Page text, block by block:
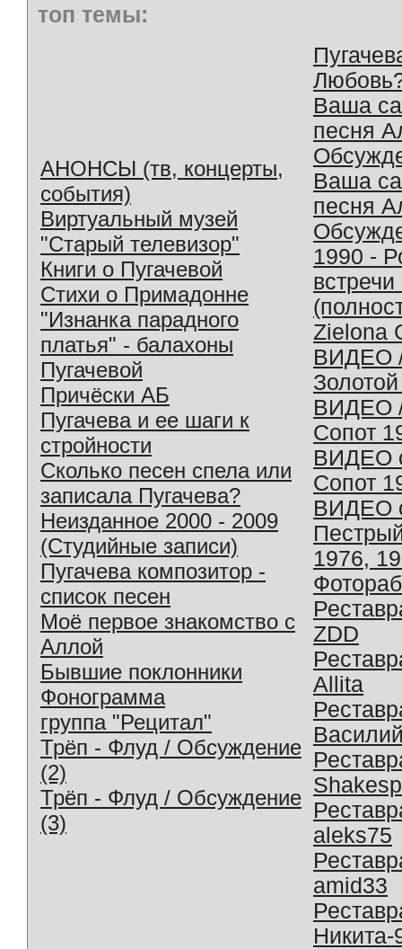
топ темы:
АНОНСЫ (тв, концерты,
события)
Виртуальный музей
"Старый телевизор"
Книги о Пугачевой
Стихи о Примадонне
"Изнанка парадного
платья" - балахоны
Пугачевой
Причёски АБ
Пугачева и ее шаги к
стройности
Сколько песен спела или
записала Пугачева?
Неизданное 2000 - 2009
(Студийные записи)
Пугачева композитор -
список песен
Моё первое знакомство с
Аллой
Бывшие поклонники
Фонограмма
группа "Рецитал"
Трёп - Флуд / Обсуждение
(2)
Трёп - Флуд / Обсуждение
(3)
Ваша
песня
Ваша
песня
1990 -
Zielona
ВИДЕО
ВИДЕО
Сопот
ВИДЕО
Сопот
ВИДЕО
1976,
ZDD
Allita
aleks75
amid33
Никита-